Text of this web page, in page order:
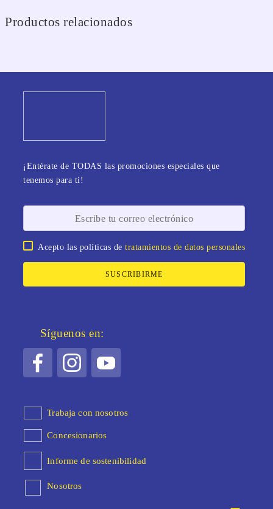
Productos relacionados
¡Entérate de TODAS las promociones especiales que
tenemos para ti!
Acepto las políticas detratamientos de datos personales
SUSCRIBIRME
Síguenos en:
Trabaja con nosotros
Concesionarios
Informe de sostenibilidad
Nosotros